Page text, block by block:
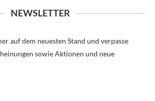
NEWSLETTER
auf dem neuesten Stand und verpasse
sowie Aktionen und neue